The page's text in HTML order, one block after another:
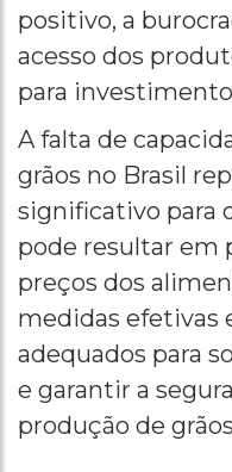
positivo, a
acesso dos
para
A falta de
grãos no Brasil
significativo para
pode resultar em
preços dos
medidas efetivas
adequados para
e garantir a
produção de